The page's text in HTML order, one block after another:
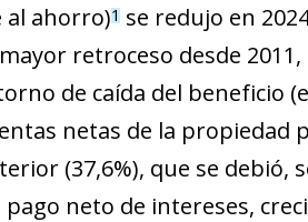
al ahorro)1 se redujo en
retroceso desde
de caída del beneficio
netas de la propiedad
(37,6%), que se debió,
neto de intereses,